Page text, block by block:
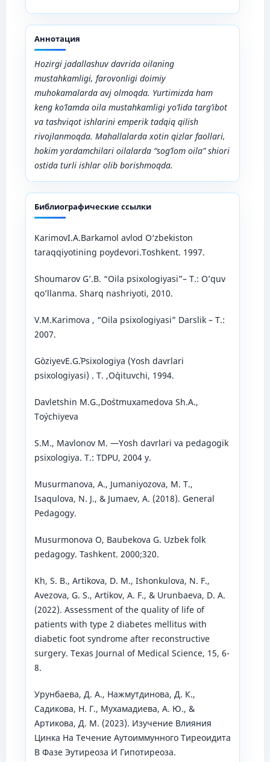
Аннотация
Hozirgi jadallashuvdavrida oilaning
mustahkamligi, farovonligi doimiy
muhokamalarda avj olmoqda. Yurtimizda ham
keng ko’lamda oila mustahkamligi yo’lida targ’ibot
va tashviqot ishlarini emperik tadqiq qilish
rivojlanmoqda. Mahallalarda xotin qizlar faollari,
hokim yordamchilari oilalarda “sog’lom oila” shiori
ostida turli ishlar olib borishmoqda.
Библиографические ссылки
KarimovI.A.Barkamol avlod O‘zbekiston
taraqqiyotining poydevori.Toshkent. 1997.
Shoumarov G’.B. “Oila psixologiyasi”– T.: O’quv
qo’llanma. Sharq nashriyoti, 2010.
V.M.Karimova , “Oila psixologiyasi” Darslik – T.:
2007.
G`oziyevE.G`.Psixologiya (Yosh davrlari
psixologiyasi) . T. ,O`qituvchi, 1994.
Davletshin M.G.,Do`stmuxamedova Sh.A.,
To`ychiyeva
S.M., Mavlonov M. ―Yosh davrlari va pedagogik
psixologiya. T.: TDPU, 2004 y.
Musurmanova, A., Jumaniyozova, M. T.,
Isaqulova, N. J., & Jumaev, A. (2018). General
Pedagogy.
Musurmonova O, Baubekova G. Uzbek folk
pedagogy. Tashkent. 2000;320.
Kh, S. B., Artikova, D. M., Ishonkulova, N. F.,
Avezova, G. S., Artikov, A. F., & Urunbaeva, D. A.
(2022). Assessment of the quality of life of
patients with type 2 diabetes mellitus with
diabetic foot syndrome after reconstructive
surgery. Texas Journal of Medical Science, 15, 6-
8.
Урунбаева, Д. А., Нажмутдинова, Д. К.,
Садикова, Н. Г., Мухамадиева, А. Ю., &
Артикова, Д. М. (2023). Изучение Влияния
Цинка На Течение Аутоиммунного Тиреоидита
В Фазе Эутиреоза И Гипотиреоза.